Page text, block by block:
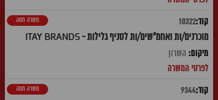
10322
מוכרנים/ות ואחמ"שים/ות לסניף גלילות - ITAY BRANDS
משרה חמה
השרון
9344 משרה חמה